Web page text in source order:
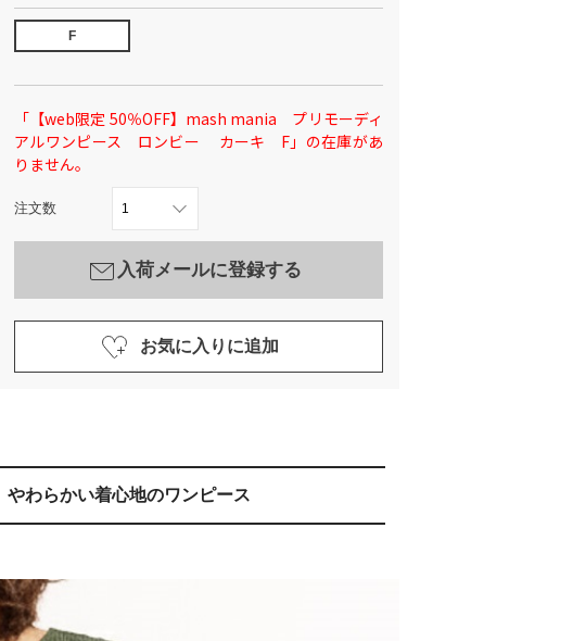
F
「【web限定 50％OFF】mash mania プリモーディ
アルワンピース ロンビー カーキ F」の在庫があ
りません。
注文数
入荷メールに登録する
お気に入りに追加
やわらかい着心地のワンピース